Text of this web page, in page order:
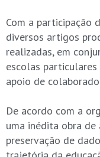
Com a participação
diversos artigos
realizadas, em
escolas
apoio de
De acordo com a
uma inédita obra
preservação de